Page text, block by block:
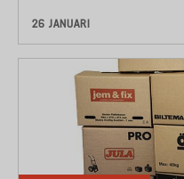
26 JANUARI